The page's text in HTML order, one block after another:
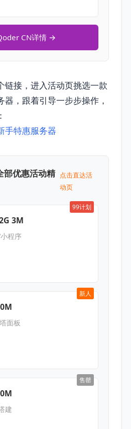
CN详情 →
链接，进入活动页挑选一款
，跟着引导一步步操作，
手特惠服务器
部优惠活动精 点击直达活
动页
99计划
3M
程序
新人
面板
售罄
建